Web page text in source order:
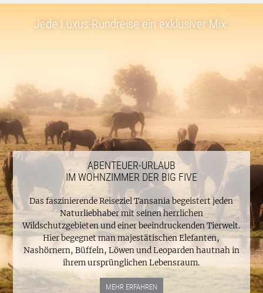
ABENTEUER-URLAUB
IM WOHNZIMMER DER BIG FIVE
Das faszinierende Reiseziel Tansania begeistert jeden
Naturliebhaber mit seinen herrlichen
Wildschutzgebieten und einer beeindruckenden Tierwelt.
Hier begegnet man majestätischen Elefanten,
Nashörnern, Büffeln, Löwen und Leoparden hautnah in
ihrem ursprünglichen Lebensraum.
MEHR ERFAHREN
Jede Luxus-Rundreise ein exklusiver Mix: